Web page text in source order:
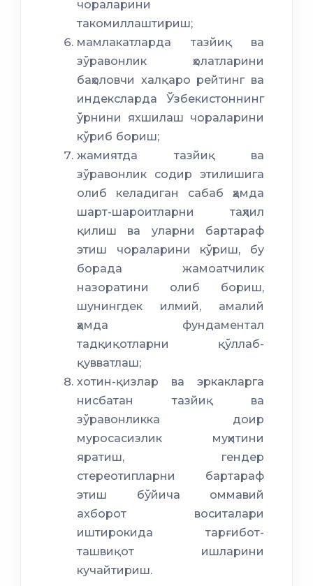
чораларини
такомиллаштириш;
мамлакатларда тазйиқ ва
зўравонлик ҳолатларини
баҳоловчи халқаро рейтинг ва
индексларда Ўзбекистоннинг
ўрнини яхшилаш чораларини
кўриб бориш;
жамиятда тазйиқ ва
зўравонлик содир этилишига
олиб келадиган сабаб ҳамда
шарт-шароитларни таҳлил
қилиш ва уларни бартараф
этиш чораларини кўриш, бу
борада жамоатчилик
назоратини олиб бориш,
шунингдек илмий, амалий
ҳамда фундаментал
тадқиқотларни қўллаб-
қувватлаш;
хотин-қизлар ва эркакларга
нисбатан тазйиқ ва
зўравонликка доир
муросасизлик муҳитини
яратиш, гендер
стереотипларни бартараф
этиш бўйича оммавий
ахборот воситалари
иштирокида тарғибот-
ташвиқот ишларини
кучайтириш.